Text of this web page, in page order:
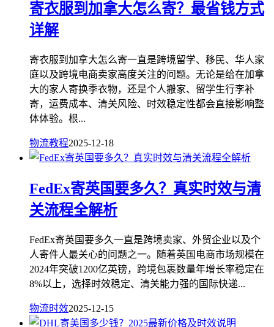
寄衣服到加拿大怎么寄？最省钱方式
详解
寄衣服到加拿大怎么寄一直是跨境留学、移民、华人家
庭以及跨境电商卖家高度关注的问题。无论是给在加拿
大的家人寄换季衣物，还是个人搬家、留学生行李补
寄，运费成本、清关风险、时效稳定性都会直接影响整
体体验。根...
物流教程2025-12-18
FedEx寄英国要多久？真实时效与清
关流程全解析
FedEx寄英国要多久一直是跨境卖家、外贸企业以及个
人寄件人最关心的问题之一。随着英国电商市场规模在
2024年突破1200亿英镑，跨境包裹数量年增长率稳定在
8%以上，选择时效稳定、清关能力强的国际快递...
物流时效2025-12-15